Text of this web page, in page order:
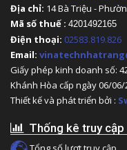
Địa chỉ: 14 Bà Triệu -
Mã số thuế : 4201492165
Điện thoại: 02583.819.826
Email:
Giấy phép kinh doanh số:
Khánh Hòa cấp ngày 06/06/
Thiết kế và phát triển bởi :
Thống kê truy cập